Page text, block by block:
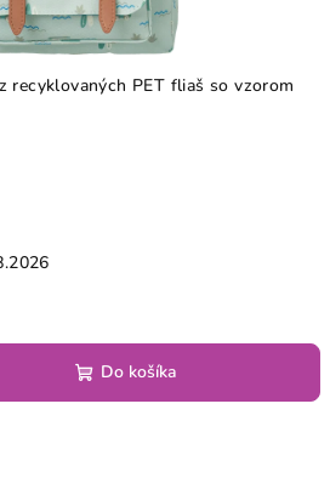
recyklovaných PET fliaš so vzorom
Do košíka